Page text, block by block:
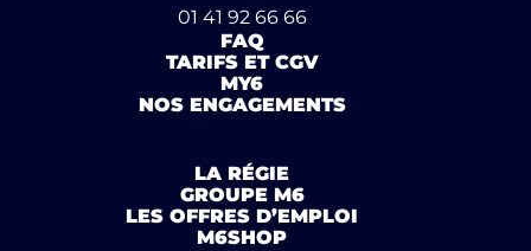
01 41 92 66 66
FAQ
TARIFS ET CGV
MY6
NOS ENGAGEMENTS
LA RÉGIE
GROUPE M6
LES OFFRES D’EMPLOI
M6SHOP